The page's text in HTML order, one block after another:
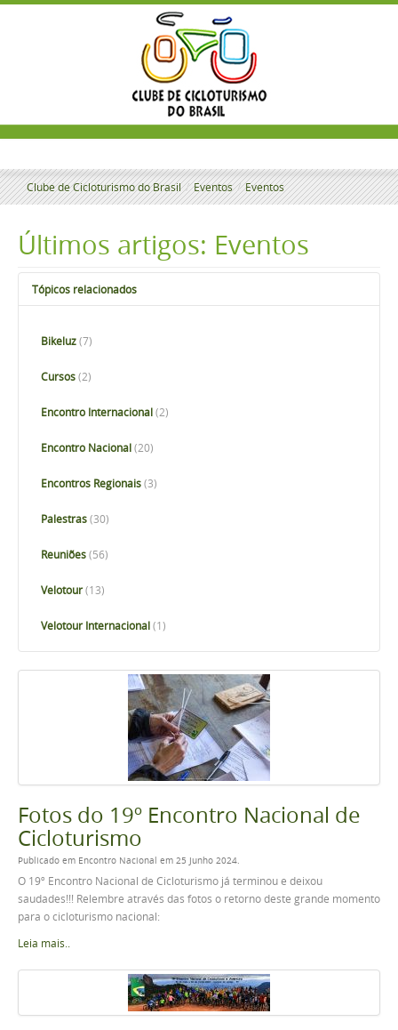
Clube de Cicloturismo do Brasil / Eventos / Eventos
Últimos artigos: Eventos
Tópicos relacionados
Bikeluz(7)
Cursos(2)
Encontro Internacional(2)
Encontro Nacional(20)
Encontros Regionais(3)
Palestras(30)
Reuniões(56)
Velotour(13)
Velotour Internacional(1)
Fotos do 19º Encontro Nacional de
Cicloturismo
Publicado em Encontro Nacional em 25 Junho 2024.
O 19º Encontro Nacional de Cicloturismo já terminou e deixou
saudades!!! Relembre através das fotos o retorno deste grande momento
para o cicloturismo nacional:
Leia mais..